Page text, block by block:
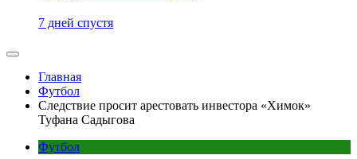
7 дней спустя
Главная
Футбол
Следствие просит арестовать инвестора «Химок»
Туфана Садыгова
Футбол